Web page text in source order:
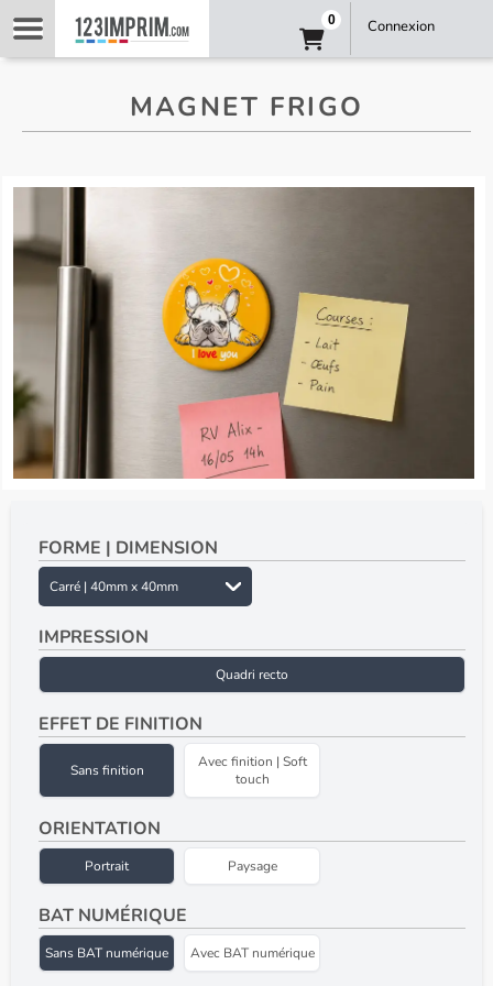
0 Connexion
MAGNET FRIGO
FORME | DIMENSION
IMPRESSION
Quadri recto
EFFET DE FINITION
Sans finition
Avec finition | Soft
touch
ORIENTATION
Portrait Paysage
BAT NUMÉRIQUE
Sans BAT numérique Avec BAT numérique